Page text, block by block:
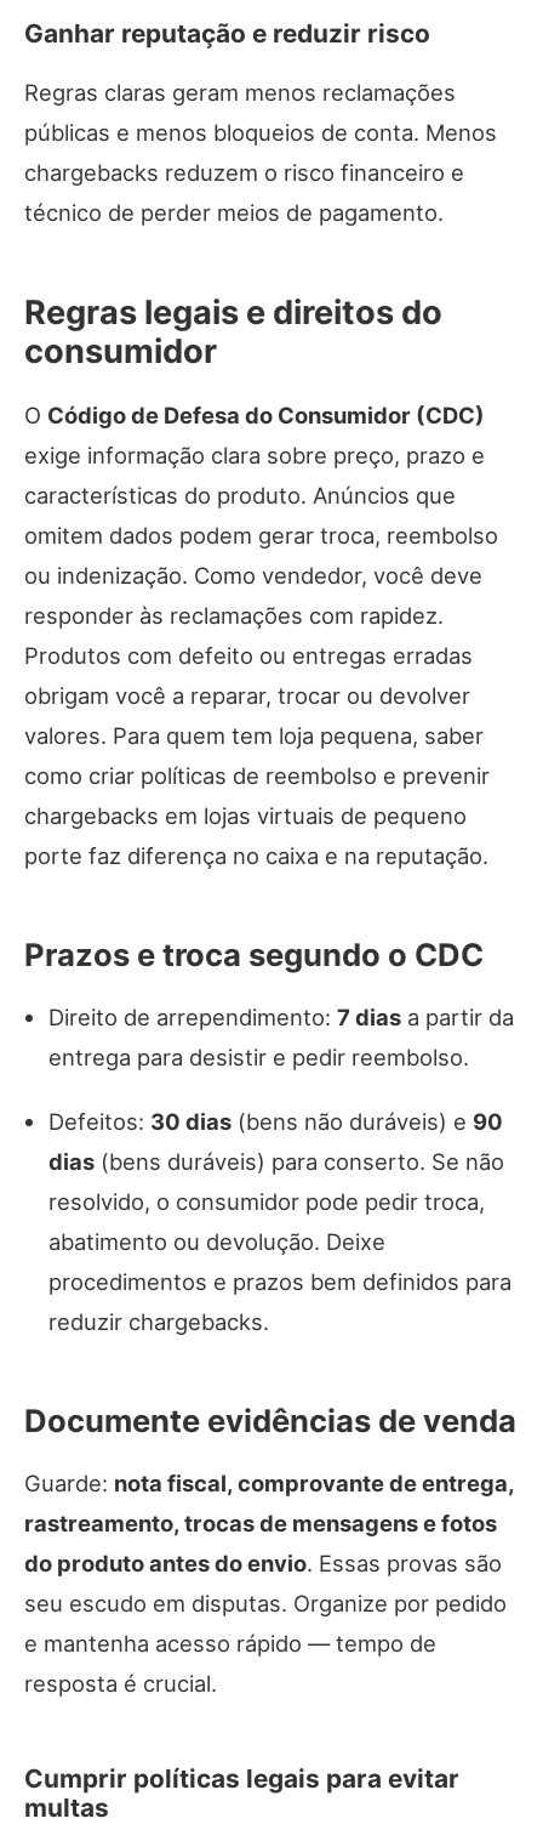
Ganhar reputação e reduzir risco
Regras claras geram menos reclamações
públicas e menos bloqueios de conta. Menos
chargebacks reduzem o risco financeiro e
técnico de perder meios de pagamento.
Regras legais e direitos do
consumidor
O Código de Defesa do Consumidor (CDC)
exige informação clara sobre preço, prazo e
características do produto. Anúncios que
omitem dados podem gerar troca, reembolso
ou indenização. Como vendedor, você deve
responder às reclamações com rapidez.
Produtos com defeito ou entregas erradas
obrigam você a reparar, trocar ou devolver
valores. Para quem tem loja pequena, saber
como criar políticas de reembolso e prevenir
chargebacks em lojas virtuais de pequeno
porte faz diferença no caixa e na reputação.
Prazos e troca segundo o CDC
Direito de arrependimento: 7 dias a partir da
entrega para desistir e pedir reembolso.
Defeitos: 30 dias (bens não duráveis) e 90
dias (bens duráveis) para conserto. Se não
resolvido, o consumidor pode pedir troca,
abatimento ou devolução. Deixe
procedimentos e prazos bem definidos para
reduzir chargebacks.
Documente evidências de venda
Guarde: nota fiscal, comprovante de entrega,
rastreamento, trocas de mensagens e fotos
do produto antes do envio. Essas provas são
seu escudo em disputas. Organize por pedido
e mantenha acesso rápido — tempo de
resposta é crucial.
Cumprir políticas legais para evitar
multas